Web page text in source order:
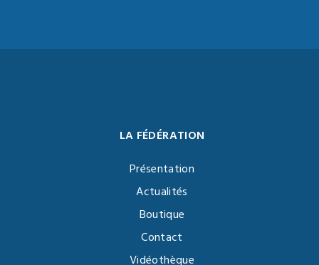
LA FÉDÉRATION
Présentation
Actualités
Boutique
Contact
Vidéothèque